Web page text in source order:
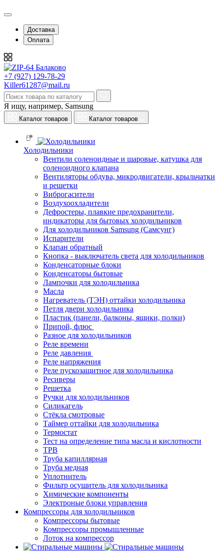
Доставка
Оплата
+7 (927) 129-78-29
Killer61287@mail.ru
Я ищу, например, Samsung
Каталог товаров Каталог товаров
Холодильники
Вентили соленоидные и шаровые, катушка для
соленоидного клапана
Вентиляторы обдува, микродвигатели, крыльчатки
и решетки
Виброгасители
Воздухоохладители
Дефростеры, плавкие предохранители,
индикаторы для бытовых холодильников
Для холодильников Samsung (Самсунг)
Испарители
Клапан обратный
Кнопка - выключатель света для холодильников
Конденсаторные блоки
Конденсаторы бытовые
Лампочки для холодильника
Масла
Нагреватель (ТЭН) оттайки холодильника
Петля двери холодильника
Пластик (панели, балконы, ящики, полки)
Припой, флюс
Разное для холодильников
Реле времени
Реле давления
Реле напряжения
Реле пускозащитное для холодильника
Ресиверы
Решетка
Ручки для холодильников
Силикагель
Стёкла смотровые
Таймер оттайки для холодильника
Термостат
Тест на определение типа масла и кислотности
ТРВ
Труба капиллярная
Труба медная
Уплотнитель
Фильтр осушитель для холодильника
Химические компоненты
Электроные блоки управления
Компрессоры для холодильников
Компрессоры бытовые
Компрессоры промышленные
Лоток на компрессор